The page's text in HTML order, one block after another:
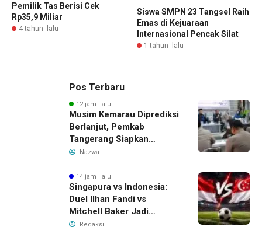
Pemilik Tas Berisi Cek
Rp35,9 Miliar
4 tahun lalu
Siswa SMPN 23 Tangsel Raih
Emas di Kejuaraan
Internasional Pencak Silat
1 tahun lalu
Pos Terbaru
12 jam lalu
Musim Kemarau Diprediksi
Berlanjut, Pemkab
Tangerang Siapkan
Langkah Antisipasi Krisis
Nazwa
14 jam lalu
Singapura vs Indonesia:
Duel Ilhan Fandi vs
Mitchell Baker Jadi
Sorotan di Piala AFF 2026
Redaksi